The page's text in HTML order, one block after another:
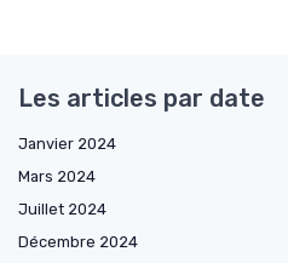
Les articles par date
Janvier 2024
Mars 2024
Juillet 2024
Décembre 2024